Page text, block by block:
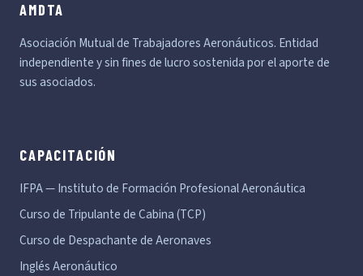
AMDTA
Asociación Mutual de Trabajadores Aeronáuticos. Entidad
independiente y sin fines de lucro sostenida por el aporte de
sus asociados.
CAPACITACIÓN
IFPA — Instituto de Formación Profesional Aeronáutica
Curso de Tripulante de Cabina (TCP)
Curso de Despachante de Aeronaves
Inglés Aeronáutico